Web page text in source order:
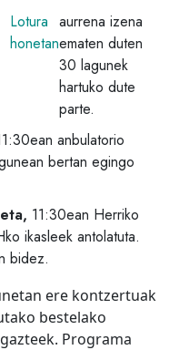
Lotura
honetan
aurrena izena
ematen duten
30 lagunek
hartuko dute
parte.
anbulatorio
bertan egingo
11:30ean Herriko
ikasleek antolatuta.
bidez.
ere kontzertuak
bestelako
Programa